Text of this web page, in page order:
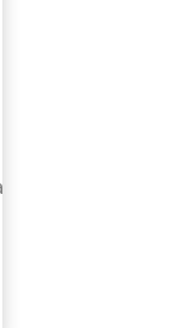
uniquement